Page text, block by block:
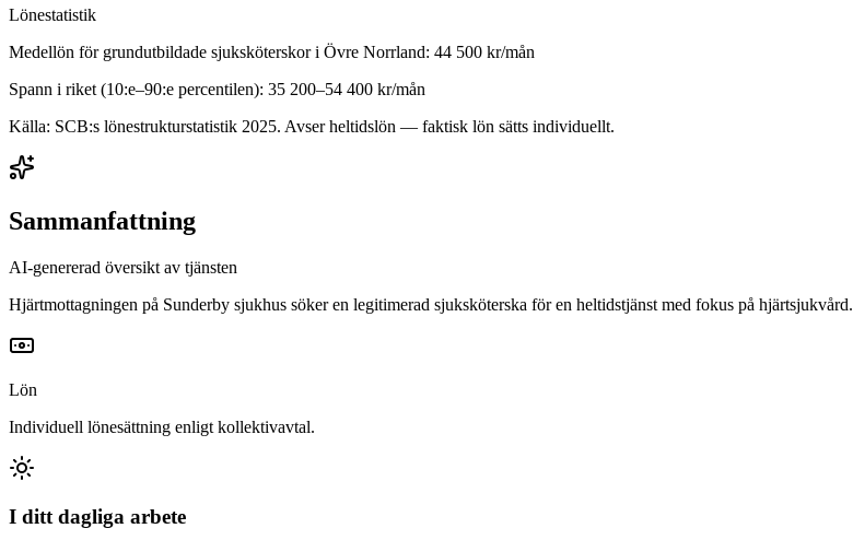
Lönestatistik
Medellön för grundutbildade sjuksköterskori Övre Norrland: 44 500 kr/mån
Spann i riket (10:e–90:e percentilen): 35 200–54 400 kr/mån
Källa: SCB:s lönestrukturstatistik 2025. Avser heltidslön — faktisk lön sätts individuellt.
Sammanfattning
AI-genererad översikt av tjänsten
Hjärtmottagningen på Sunderby sjukhus söker en legitimerad sjuksköterska för en heltidstjänst med fokus på hjärtsjukvård.
Lön
Individuell lönesättning enligt kollektivavtal.
I ditt dagliga arbete